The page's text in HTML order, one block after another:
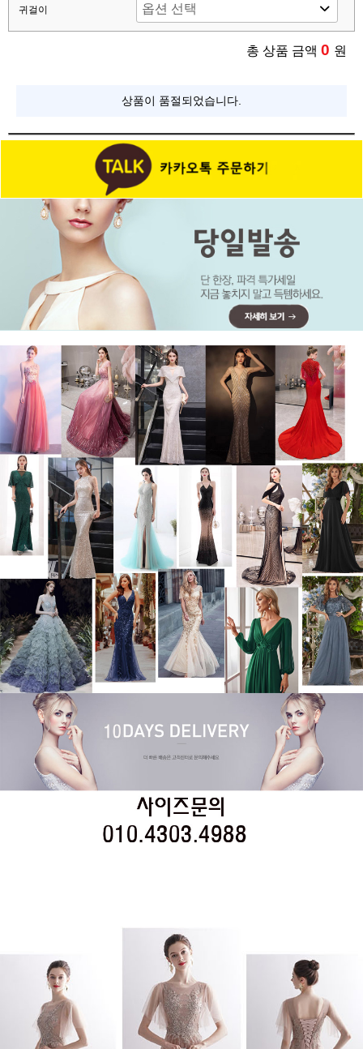
귀걸이
총 상품 금액 0 원
상품이 품절되었습니다.